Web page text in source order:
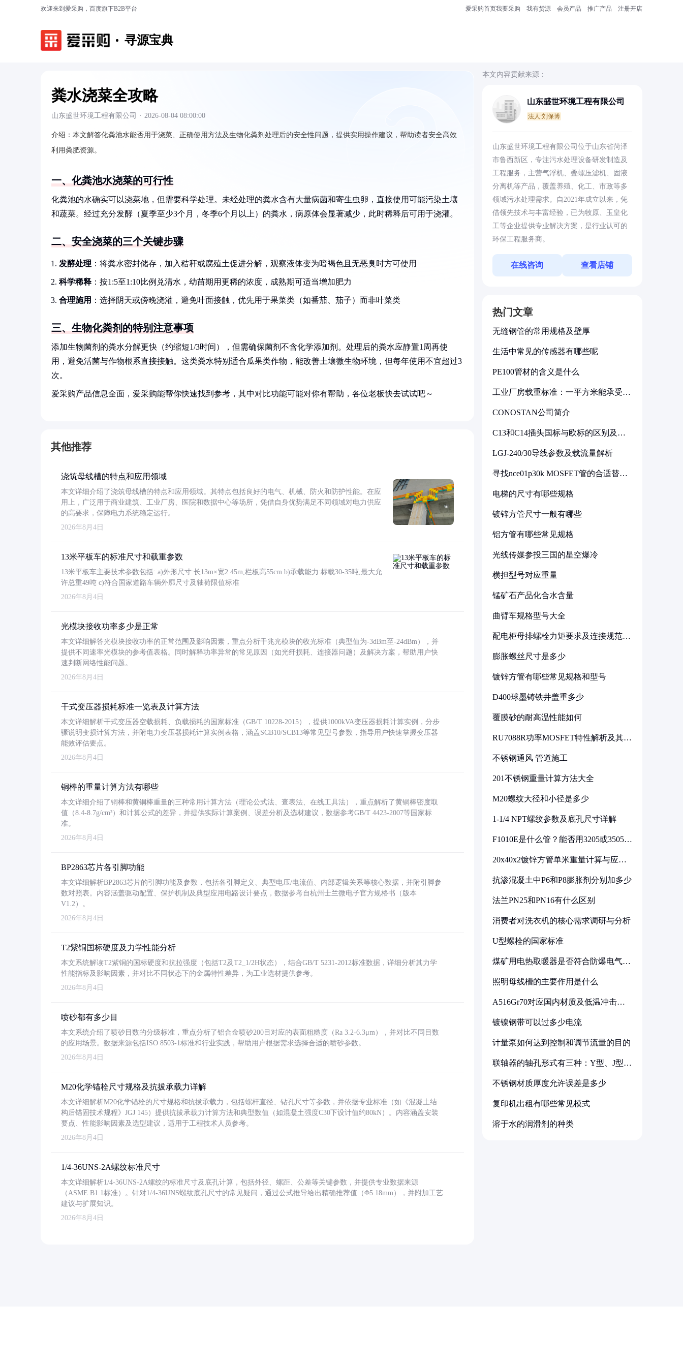
欢迎来到爱采购，百度旗下B2B平台 爱采购首页我要采购 我有货源 会员产品 推广产品 注册开店
寻源宝典
粪水浇菜全攻略
山东盛世环境工程有限公司 · 2026-08-04 08:00:00
介绍： 本文解答化粪池水能否用于浇菜、正确使用方法及生物化粪剂处理后的安全性问题，提供实用操作建议，帮助读者安全高效
利用粪肥资源。
一、化粪池水浇菜的可行性
化粪池的水确实可以浇菜地，但需要科学处理。未经处理的粪水含有大量病菌和寄生虫卵，直接使用可能污染土壤
和蔬菜。经过充分发酵（夏季至少3个月，冬季6个月以上）的粪水，病原体会显著减少，此时稀释后可用于浇灌。
二、安全浇菜的三个关键步骤
发酵处理 ：将粪水密封储存，加入秸秆或腐殖土促进分解，观察液体变为暗褐色且无恶臭时方可使用
科学稀释 ：按1:5至1:10比例兑清水，幼苗期用更稀的浓度，成熟期可适当增加肥力
合理施用 ：选择阴天或傍晚浇灌，避免叶面接触，优先用于果菜类（如番茄、茄子）而非叶菜类
三、生物化粪剂的特别注意事项
添加生物菌剂的粪水分解更快（约缩短1/3时间），但需确保菌剂不含化学添加剂。处理后的粪水应静置1周再使
用，避免活菌与作物根系直接接触。这类粪水特别适合瓜果类作物，能改善土壤微生物环境，但每年使用不宜超过3
次。
爱采购产品信息全面，爱采购能帮你快速找到参考，其中对比功能可能对你有帮助，各位老板快去试试吧～
其他推荐
浇筑母线槽的特点和应用领域
本文详细介绍了浇筑母线槽的特点和应用领域。其特点包括良好的电气、机械、防火和防护性能。在应
用上，广泛用于商业建筑、工业厂房、医院和数据中心等场所，凭借自身优势满足不同领域对电力供应
的高要求，保障电力系统稳定运行。
2026年8月4日
13米平板车的标准尺寸和载重参数
13米平板车主要技术参数包括: a)外形尺寸:长13m×宽2.45m,栏板高55cm b)承载能力:标载30-35吨,最大允
许总重49吨 c)符合国家道路车辆外廓尺寸及轴荷限值标准
2026年8月4日
光模块接收功率多少是正常
本文详细解答光模块接收功率的正常范围及影响因素，重点分析千兆光模块的收光标准（典型值为-3dBm至-24dBm），并
提供不同速率光模块的参考值表格。同时解释功率异常的常见原因（如光纤损耗、连接器问题）及解决方案，帮助用户快
速判断网络性能问题。
2026年8月4日
干式变压器损耗标准一览表及计算方法
本文详细解析干式变压器空载损耗、负载损耗的国家标准（GB/T 10228-2015），提供1000kVA变压器损耗计算实例，分步
骤说明变损计算方法，并附电力变压器损耗计算实例表格，涵盖SCB10/SCB13等常见型号参数，指导用户快速掌握变压器
能效评估要点。
2026年8月4日
铜棒的重量计算方法有哪些
本文详细介绍了铜棒和黄铜棒重量的三种常用计算方法（理论公式法、查表法、在线工具法），重点解析了黄铜棒密度取
值（8.4-8.7g/cm³）和计算公式的差异，并提供实际计算案例、误差分析及选材建议，数据参考GB/T 4423-2007等国家标
准。
2026年8月4日
BP2863芯片各引脚功能
本文详细解析BP2863芯片的引脚功能及参数，包括各引脚定义、典型电压/电流值、内部逻辑关系等核心数据，并附引脚参
数对照表。内容涵盖驱动配置、保护机制及典型应用电路设计要点，数据参考自杭州士兰微电子官方规格书（版本
V1.2）。
2026年8月4日
T2紫铜国标硬度及力学性能分析
本文系统解读T2紫铜的国标硬度和抗拉强度（包括T2及T2_1/2H状态），结合GB/T 5231-2012标准数据，详细分析其力学
性能指标及影响因素，并对比不同状态下的金属特性差异，为工业选材提供参考。
2026年8月4日
喷砂都有多少目
本文系统介绍了喷砂目数的分级标准，重点分析了铝合金喷砂200目对应的表面粗糙度（Ra 3.2-6.3μm），并对比不同目数
的应用场景。数据来源包括ISO 8503-1标准和行业实践，帮助用户根据需求选择合适的喷砂参数。
2026年8月4日
M20化学锚栓尺寸规格及抗拔承载力详解
本文详细解析M20化学锚栓的尺寸规格和抗拔承载力，包括螺杆直径、钻孔尺寸等参数，并依据专业标准（如《混凝土结
构后锚固技术规程》JGJ 145）提供抗拔承载力计算方法和典型数值（如混凝土强度C30下设计值约80kN）。内容涵盖安装
要点、性能影响因素及选型建议，适用于工程技术人员参考。
2026年8月4日
1/4-36UNS-2A螺纹标准尺寸
本文详细解析1/4-36UNS-2A螺纹的标准尺寸及底孔计算，包括外径、螺距、公差等关键参数，并提供专业数据来源
（ASME B1.1标准）。针对1/4-36UNS螺纹底孔尺寸的常见疑问，通过公式推导给出精确推荐值（Φ5.18mm），并附加工艺
建议与扩展知识。
2026年8月4日
本文内容贡献来源：
山东盛世环境工程有限公司
法人:刘保博
山东盛世环境工程有限公司位于山东省菏泽
市鲁西新区，专注污水处理设备研发制造及
工程服务，主营气浮机、叠螺压滤机、固液
分离机等产品，覆盖养殖、化工、市政等多
领域污水处理需求。自2021年成立以来，凭
借领先技术与丰富经验，已为牧原、玉皇化
工等企业提供专业解决方案，是行业认可的
环保工程服务商。
在线咨询 查看店铺
热门文章
无缝钢管的常用规格及壁厚
生活中常见的传感器有哪些呢
PE100管材的含义是什么
工业厂房载重标准：一平方米能承受多
CONOSTAN公司简介
C13和C14插头国标与欧标的区别及其
LGJ-240/30导线参数及载流量解析
寻找nce01p30k MOSFET管的合适替代
电梯的尺寸有哪些规格
镀锌方管尺寸一般有哪些
铝方管有哪些常见规格
光线传媒参投三国的星空爆冷
横担型号对应重量
锰矿石产品化合水含量
曲臂车规格型号大全
配电柜母排螺栓力矩要求及连接规范详
膨胀螺丝尺寸是多少
镀锌方管有哪些常见规格和型号
D400球墨铸铁井盖重多少
覆膜砂的耐高温性能如何
RU7088R功率MOSFET特性解析及其在
不锈钢通风 管道施工
201不锈钢重量计算方法大全
M20螺纹大径和小径是多少
1-1/4 NPT螺纹参数及底孔尺寸详解
F1010E是什么管？能否用3205或3505代
20x40x2镀锌方管单米重量计算与应用
抗渗混凝土中P6和P8膨胀剂分别加多少
法兰PN25和PN16有什么区别
消费者对洗衣机的核心需求调研与分析
U型螺栓的国家标准
煤矿用电热取暖器是否符合防爆电气设
照明母线槽的主要作用是什么
A516Gr70对应国内材质及低温冲击要
镀镍钢带可以过多少电流
计量泵如何达到控制和调节流量的目的
联轴器的轴孔形式有三种：Y型、J型、
不锈钢材质厚度允许误差是多少
复印机出租有哪些常见模式
溶于水的润滑剂的种类